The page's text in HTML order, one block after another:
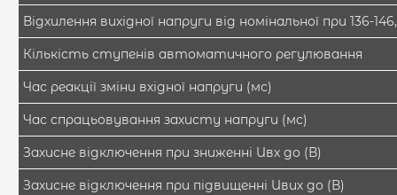
Відхилення вихідної напруги від номінальної при 136-
Кількість ступенів автоматичного регулювання
Час реакції зміни вхідної напруги (мс)
Час спрацьовування захисту напруги (мс)
Захисне відключення при зниженні Uвх до (В)
Захисне відключення при підвищенні Uвих до (В)